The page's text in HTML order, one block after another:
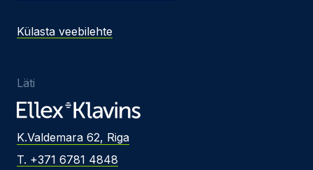
Külasta veebilehte
Läti
K.Valdemara 62, Riga
T. +371 6781 4848